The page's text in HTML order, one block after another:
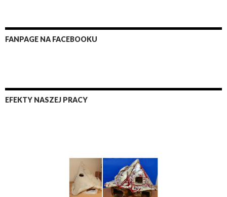
FANPAGE NA FACEBOOKU
EFEKTY NASZEJ PRACY